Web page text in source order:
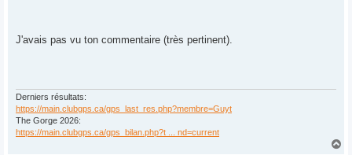
J'avais pas vu ton commentaire (très pertinent).
Derniers résultats:
https://main.clubgps.ca/gps_last_res.php?membre=Guyt
The Gorge 2026:
https://main.clubgps.ca/gps_bilan.php?t ... nd=current